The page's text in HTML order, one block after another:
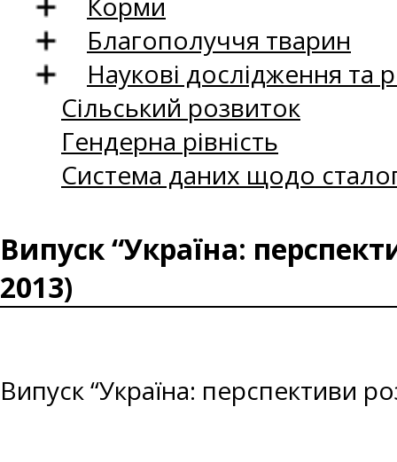
Благополуччя тварин
Наукові дослідження та
Сільський розвиток
Гендерна рівність
Система даних щодо
Випуск “Україна:
2013)
Випуск “Україна: перспективи